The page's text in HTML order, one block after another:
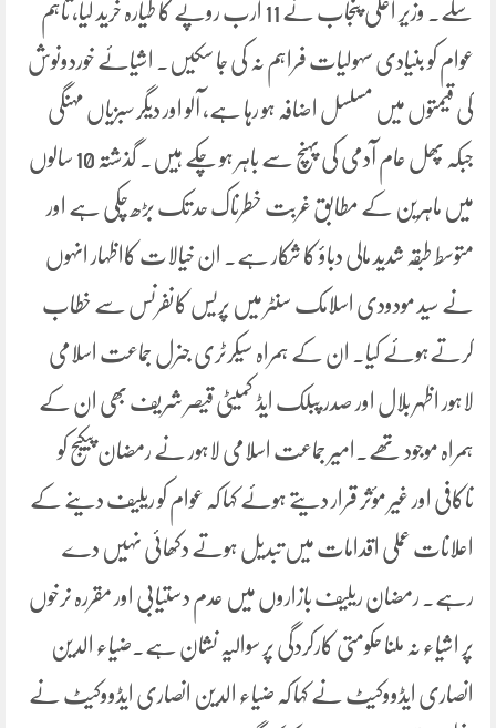
سکے۔ وزیر اعلی پنجاب نے 11 ارب روپے کا طیارہ خرید لیا، تاہم
عوام کو بنیادی سہولیات فراہم نہ کی جا سکیں۔ اشیائے خوردونوش
کی قیمتوں میں مسلسل اضافہ ہو رہا ہے، آلو اور دیگر سبزیاں مہنگی
جبکہ پھل عام آدمی کی پہنچ سے باہر ہو چکے ہیں۔ گذشتہ 10 سالوں
میں ماہرین کے مطابق غربت خطرناک حد تک بڑھ چکی ہے اور
متوسط طبقہ شدید مالی دباؤ کا شکار ہے۔ ان خیالات کااظہار انہوں
نے سید مودودی اسلامک سنٹر میں پریس کانفرنس سے خطاب
کرتےہوئے کیا۔ ان کے ہمراہ سیکرٹری جنرل جماعت اسلامی
لاہور اظہر بلال اور صدر پبلک ایڈ کمیٹی قیصر شریف بھی ان کے
ہمراہ موجود تھے۔امیر جماعت اسلامی لاہور نے رمضان پیکیج کو
ناکافی اور غیر مؤثر قرار دیتے ہوئے کہا کہ عوام کو ریلیف دینے کے
اعلانات عملی اقدامات میں تبدیل ہوتے دکھائی نہیں دے
رہے۔ رمضان ریلیف بازاروں میں عدم دستیابی اور مقررہ نرخوں
پر اشیاء نہ ملنا حکومتی کارکردگی پر سوالیہ نشان ہے۔ضیاء الدین
انصاری ایڈووکیٹ نے کہا کہ ضیاء الدین انصاری ایڈووکیٹ نے